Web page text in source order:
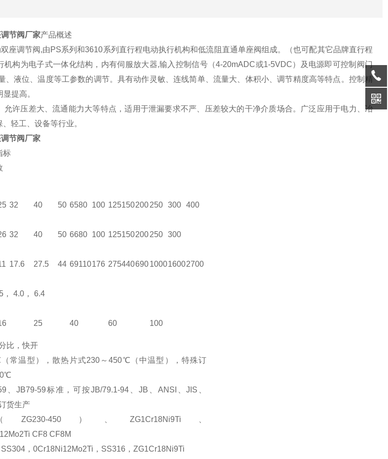
节阀厂家产品概述
调节阀,由PS系列和3610系列直行程电动执行机构和低流阻直通单座阀组成。（也可配其它品牌直行程
机构为电子式一体化结构，内有伺服放大器,输入控制信号（4-20mADC或1-5VDC）及电源即可控制阀门
、液位、温度等工参数的调节。具有动作灵敏、连线简单、流量大、体积小、调节精度高等特点。控制精
提高。
许压差大、流通能力大等特点，适用于泄漏要求不严、压差较大的干净介质场合。广泛应用于电力、冶
轻工、设备等行业。
节阀厂家
标
32 40 50 6580 100 125150200250 300 400
32 40 50 6680 100 125150200250 300
17.6 27.5 44 69110176 275440690100016002700
， 4.0， 6.4
25 40 60 100
比，快开
（常温型），散热片式230～450℃
（中温型），特殊订
℃
、JB79-59标准，可按JB/79.1-94、JB、ANSI、JIS、
货生产
ZG230-450）、ZG1Cr18Ni9Ti、
CF8 CF8M
，0Cr18Ni12Mo2Ti，SS316，ZG1Cr18Ni9Ti